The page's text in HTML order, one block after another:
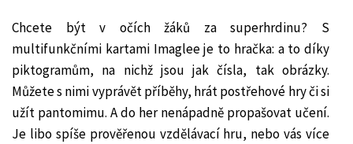
Chcete být v očích žáků za superhrdinu? S
multifunkčními kartami Imagleeje to hračka: a to díky
piktogramům, na nichž jsou jak čísla, tak obrázky.
Můžete s nimi vyprávět příběhy, hrát postřehové hry či si
užít pantomimu. A do her nenápadně propašovat učení.
Je libo spíše prověřenou vzdělávací hru, nebo vás více